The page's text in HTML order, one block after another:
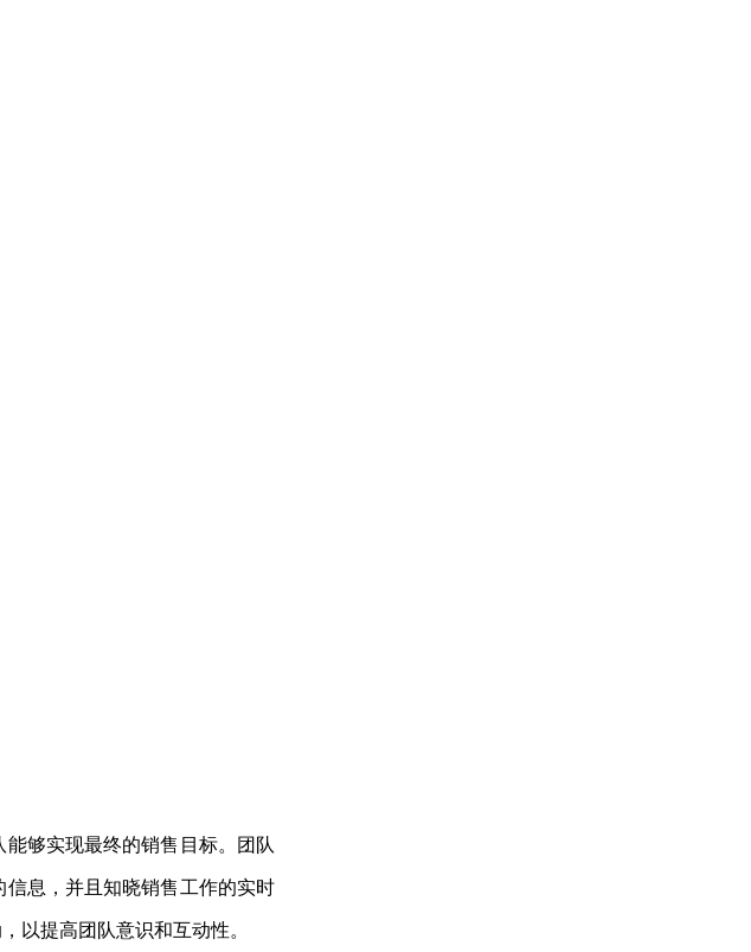
够实现最终的销售目标。团队
息，并且知晓销售工作的实时
以提高团队意识和互动性。